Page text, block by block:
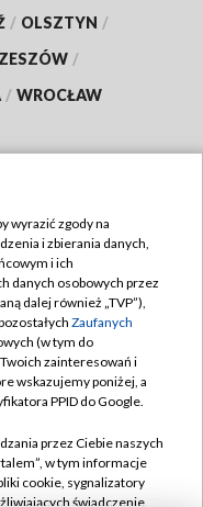
/ OLSZTYN /
/
/ WROCŁAW
wyrazić zgody na
i zbierania danych,
i ich
danych osobowych przez
dalej również „TVP”),
Zaufanych
(w tym do
zainteresowań i
wskazujemy poniżej, a
PPID do Google.
przez Ciebie naszych
w tym informacje
cookie, sygnalizatory
świadczenie